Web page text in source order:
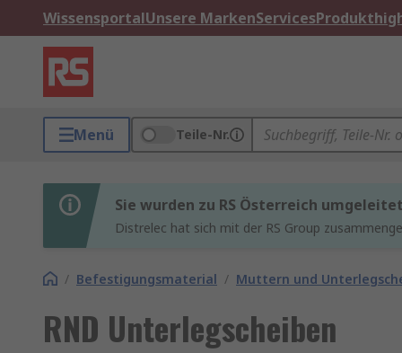
WissensportalUnsere MarkenServices
Menü Teile-Nr.
Sie wurden zu RS Österreich umgeleitet
Distrelec hat sich mit der RS Group
/ Befestigungsmaterial / Muttern und
RND Unterlegscheiben